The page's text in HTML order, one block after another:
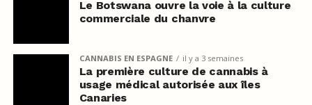
Le Botswana ouvre la voie à la culture
commerciale du chanvre
CANNABIS EN ESPAGNE il y a 3 semaines
La première culture de cannabis à
usage médical autorisée aux îles
Canaries